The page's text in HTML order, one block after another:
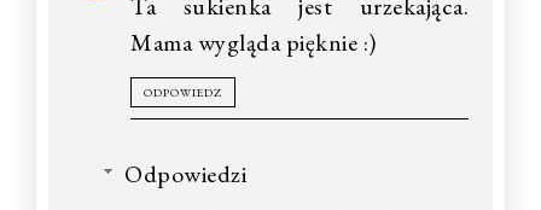
Mama wygląda pięknie :)
ODPOWIEDZ
Odpowiedzi